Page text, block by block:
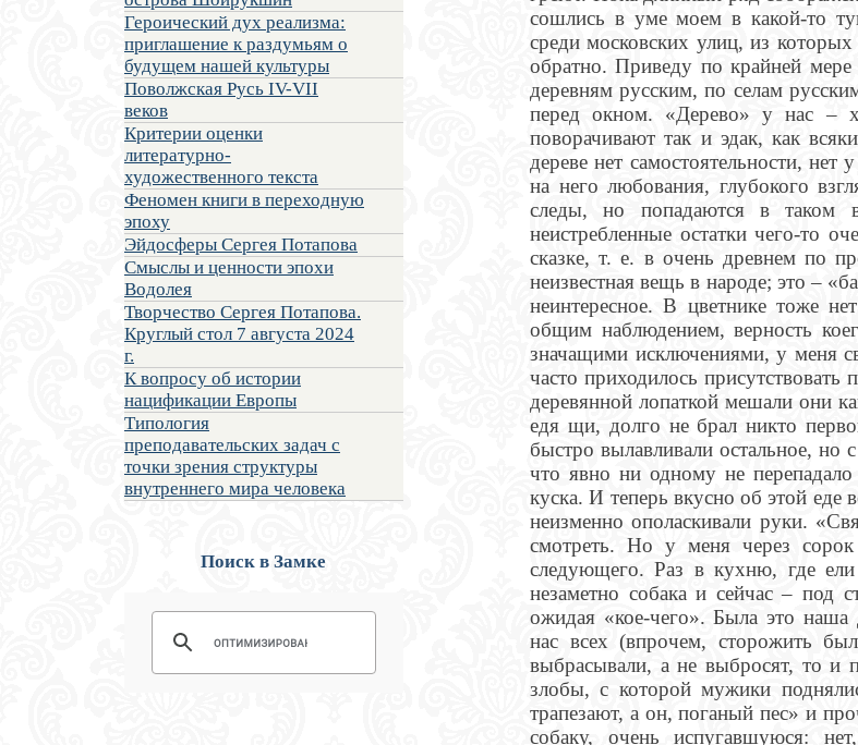
Героический дух реализма:
приглашение к раздумьям о
будущем нашей культуры
Поволжская Русь IV-VII
веков
Критерии оценки
литературно-
художественного текста
Феномен книги в переходную
эпоху
Эйдосферы Сергея Потапова
Смыслы и ценности эпохи
Водолея
Творчество Сергея Потапова.
Круглый стол 7 августа 2024
г.
К вопросу об истории
нацификации Европы
Типология
преподавательских задач с
точки зрения структуры
внутреннего мира человека
Поиск в Замке
сошлись в уме моем в какой-то
среди московских улиц, из
обратно. Приведу по крайней
деревням русским, по селам
перед окном. «Дерево» у нас –
поворачивают так и эдак, как
дереве нет самостоятельности,
на него любования, глубокого
следы, но попадаются в таком
неистребленные остатки чего-то
сказке, т. е. в очень древнем по
неизвестная вещь в народе; это –
неинтересное. В цветнике тоже
общим наблюдением, верность
значащими исключениями, у меня
часто приходилось
деревянной лопаткой мешали они
едя щи, долго не брал никто
быстро вылавливали остальное, но
что явно ни одному не
куска. И теперь вкусно об этой
неизменно ополаскивали руки.
смотреть. Но у меня через
следующего. Раз в кухню, где
незаметно собака и сейчас – под
ожидая «кое-чего». Была это
нас всех (впрочем, сторожить
выбрасывали, а не выбросят, то и
злобы, с которой мужики
трапезают, а он, поганый пес» и
собаку, очень испугавшуюся: